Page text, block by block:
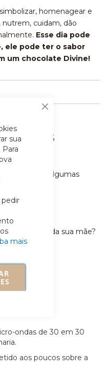
Fechar
sua
Para
pedir
mais
homenagear e
nutrem, cuidam, dão
Esse dia pode
ele pode ter o sabor
um chocolate Divine!
Quer algumas
preferidos da sua mãe?
leite picado
ondas de 30 em 30
aos poucos sobre a